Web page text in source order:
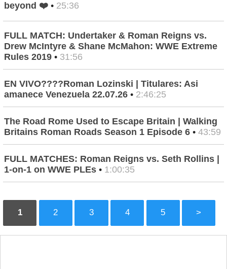
beyond ❤️ • 25:36
FULL MATCH: Undertaker & Roman Reigns vs.
Drew McIntyre & Shane McMahon: WWE Extreme
Rules 2019 • 31:56
EN VIVO????Roman Lozinski | Titulares: Asi
amanece Venezuela 22.07.26 • 2:46:25
The Road Rome Used to Escape Britain | Walking
Britains Roman Roads Season 1 Episode 6 • 43:59
FULL MATCHES: Roman Reigns vs. Seth Rollins |
1-on-1 on WWE PLEs • 1:00:35
1 2 3 4 5 >